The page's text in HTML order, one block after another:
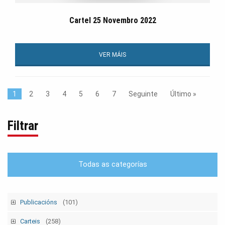
Cartel 25 Novembro 2022
VER MÁIS
1 2 3 4 5 6 7 Seguinte Último »
Filtrar
Todas as categorías
Publicacións (101)
Tempo Sindical
Carteis (258)